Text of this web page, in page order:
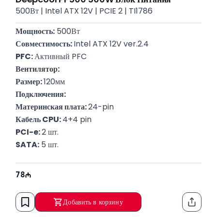
500Вт | Intel ATX 12V | PCIE 2 | TI1786
Мощность: 500Вт
Совместимость: Intel ATX 12V ver.2.4
PFC: Активный PFC
Вентилятор:
Размер: 120мм
Подключения:
Материнская плата: 24-pin
Кабель CPU: 4+4 pin
PCI-e: 2 шт.
SATA: 5 шт.
Сертификат:
78
Добавить в корзину